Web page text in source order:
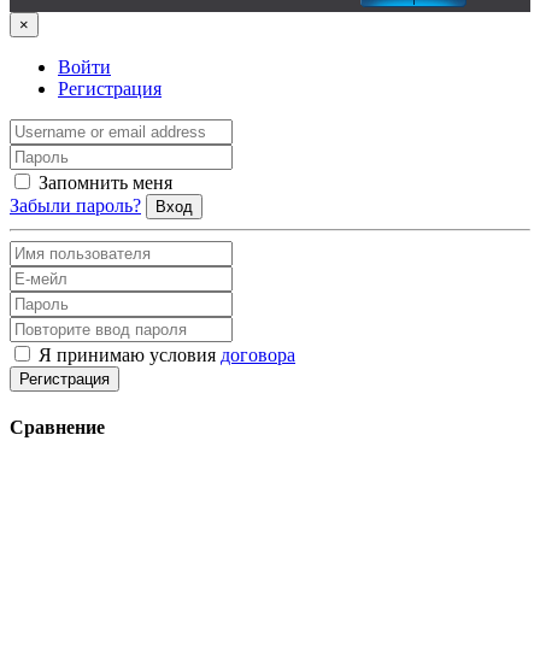
×
Войти
Регистрация
Запомнить меня
Забыли пароль?
Вход
Я принимаю условия договора
Регистрация
Сравнение